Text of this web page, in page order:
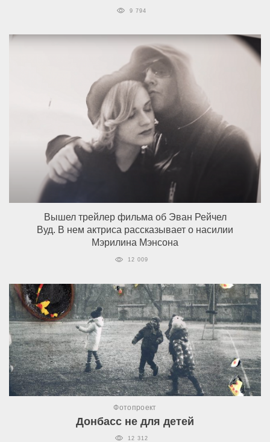
9 794
Вышел трейлер фильма об Эван Рейчел
Вуд. В нем актриса рассказывает о насилии
Мэрилина Мэнсона
12 009
Фотопроект
Донбасс не для детей
12 312